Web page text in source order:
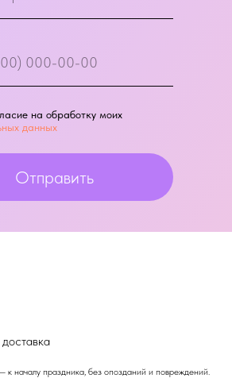
на обработку моих
данных
Отправить
началу праздника, без опозданий и повреждений.